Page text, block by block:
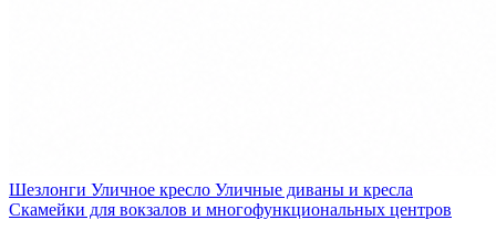
Шезлонги Уличное кресло Уличные диваны и кресла
Скамейки для вокзалов и многофункциональных центров